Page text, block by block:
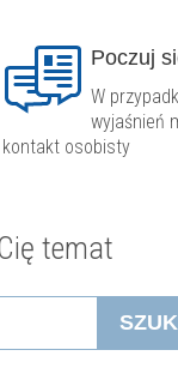
Poczuj
W
wyjaśnień
kontakt osobisty
temat